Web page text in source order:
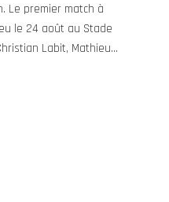
Le premier match à
le 24 août au Stade
Labit, Mathieu...